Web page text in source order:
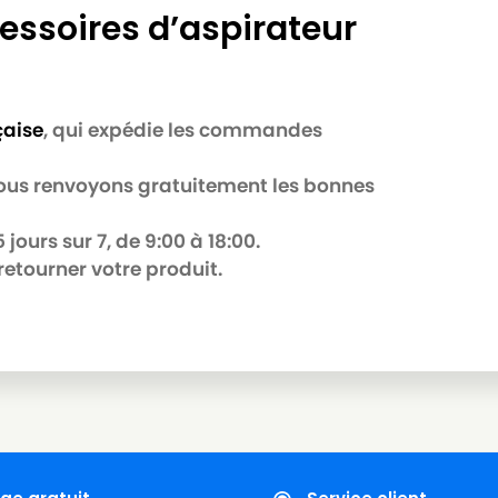
d’aspirateur
, qui expédie les commandes
renvoyons gratuitement les bonnes
sur 7, de 9:00 à 18:00.
votre produit.